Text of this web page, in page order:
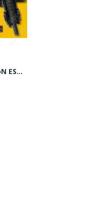
FUNDA PARA BASTóN ESP ROTATORIA